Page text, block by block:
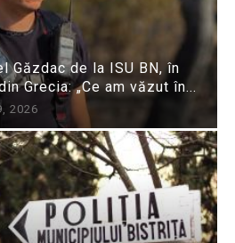
Găzdac de la ISU BN, în
Grecia: „Ce am văzut în...
2026